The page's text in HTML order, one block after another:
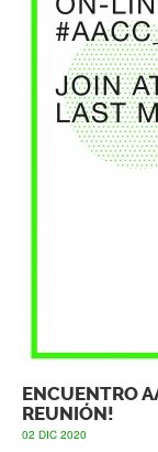
ENCUENTRO
REUNIÓN!
02 DIC 2020